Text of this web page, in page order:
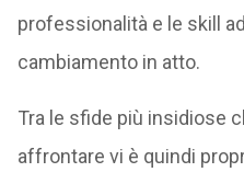
professionalità e le skill
cambiamento in atto.
Tra le sfide più insidiose
affrontare vi è quindi